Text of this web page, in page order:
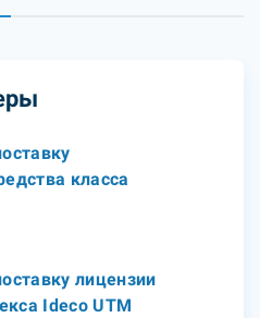
класса
лицензии
Ideco UTM